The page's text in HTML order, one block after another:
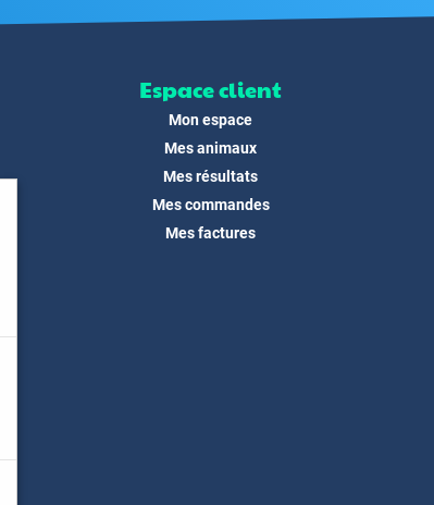
Espace client
Mon espace
Mes animaux
Mes résultats
Mes commandes
Mes factures